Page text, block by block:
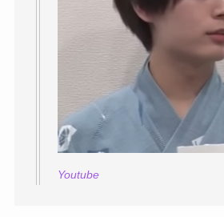
Youtube